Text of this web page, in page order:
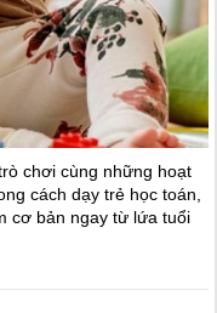
chơi cùng những hoạt
cách dạy trẻ học toán,
cơ bản ngay từ lứa tuổi